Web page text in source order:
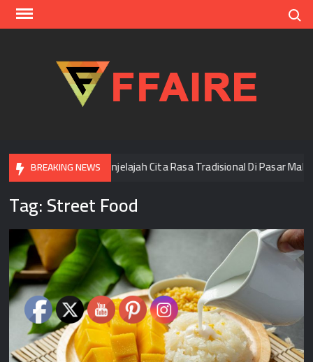
Skip
BREAKING NEWSMenjelajah Cita Rasa Tradisional Di Pasar
Tag:Street Food